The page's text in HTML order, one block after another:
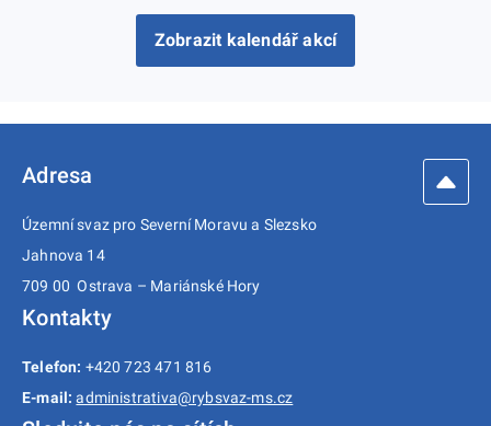
Zobrazit kalendář akcí
Adresa
Územní svaz pro Severní Moravu a Slezsko
Jahnova 14
709 00 Ostrava – Mariánské Hory
Kontakty
Telefon: +420 723 471 816
E-mail: administrativa@rybsvaz-ms.cz